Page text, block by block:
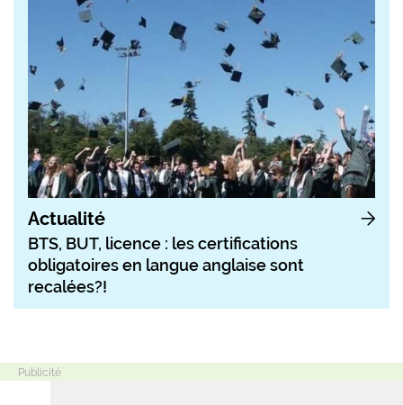
Actualité
BTS, BUT, licence : les certifications
obligatoires en langue anglaise sont
recalées?!